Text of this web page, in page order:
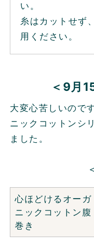
い。
糸はカットせず
用ください。
＜9月
大変心苦しいので
ニックコットンシ
ました。
心ほどけるオーガ
ニックコットン腹
巻き